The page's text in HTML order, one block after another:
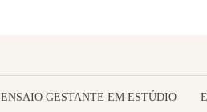
ENSAIO GESTANTE EM ESTÚDIO